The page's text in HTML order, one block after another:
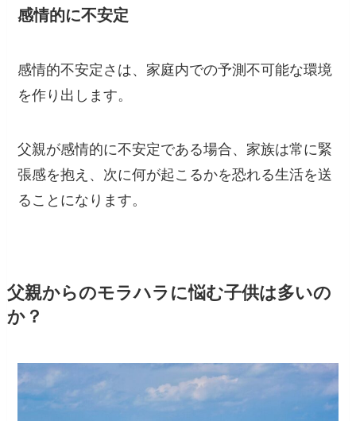
感情的に不安定
感情的不安定さは、家庭内での予測不可能な環境
を作り出します。
父親が感情的に不安定である場合、家族は常に緊
張感を抱え、次に何が起こるかを恐れる生活を送
ることになります。
父親からのモラハラに悩む子供は多いの
か？